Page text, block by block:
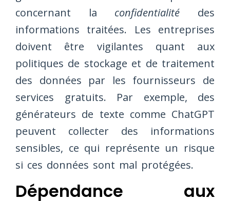
concernant la confidentialité des
informations traitées. Les entreprises
doivent être vigilantes quant aux
politiques de stockage et de traitement
des données par les fournisseurs de
services gratuits. Par exemple, des
générateurs de texte comme ChatGPT
peuvent collecter des informations
sensibles, ce qui représente un risque
si ces données sont mal protégées.
Dépendance aux